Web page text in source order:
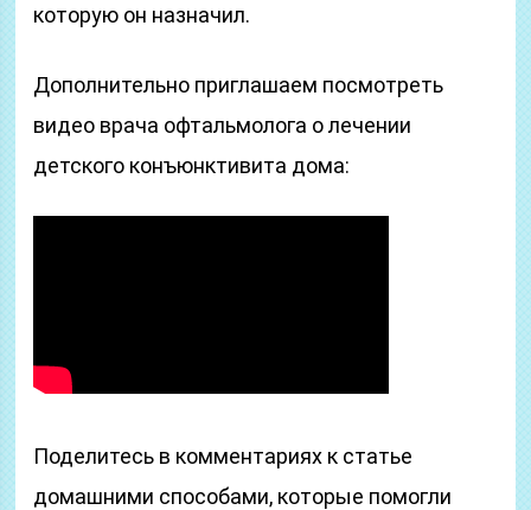
которую он назначил.
Дополнительно приглашаем посмотреть
видео врача офтальмолога о лечении
детского конъюнктивита дома:
Поделитесь в комментариях к статье
домашними способами, которые помогли